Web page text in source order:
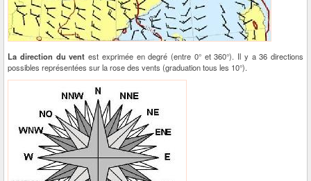
La direction du vent est exprimée en degré (entre 0° et 360°). Il y a 36 directions
possibles représentées sur la rose des vents (graduation tous les 10°).